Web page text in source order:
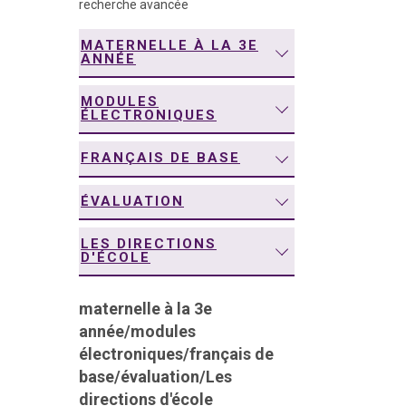
recherche avancée
MATERNELLE À LA 3E
ANNÉE
MODULES
ÉLECTRONIQUES
FRANÇAIS DE BASE
ÉVALUATION
LES DIRECTIONS
D'ÉCOLE
maternelle à la 3e
année/modules
électroniques/français de
base/évaluation/Les
directions d'école